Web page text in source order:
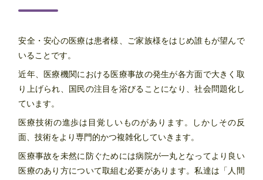
安全・安心の医療は患者様、ご家族様をはじめ誰もが望んで
いることです。
近年、医療機関における医療事故の発生が各方面で大きく取
り上げられ、国民の注目を浴びることになり、社会問題化し
ています。
医療技術の進歩は目覚しいものがあります。しかしその反
面、技術をより専門的かつ複雑化していきます。
医療事故を未然に防ぐためには病院が一丸となってより良い
医療のあり方について取組む必要があります。私達は「人間